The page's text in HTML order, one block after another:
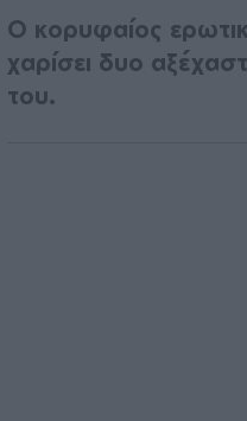
Ο κορυφαίος
χαρίσει δυο
του.